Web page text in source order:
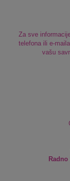
Za sve
telefona ili e-
vašu
Radno